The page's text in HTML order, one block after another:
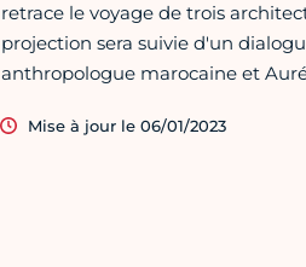
retrace le voyage de trois
projection sera suivie d'un
anthropologue marocaine et
Mise à jour le 06/01/2023